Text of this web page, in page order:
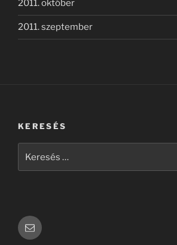
2011. október
2011. szeptember
KERESÉS
Email